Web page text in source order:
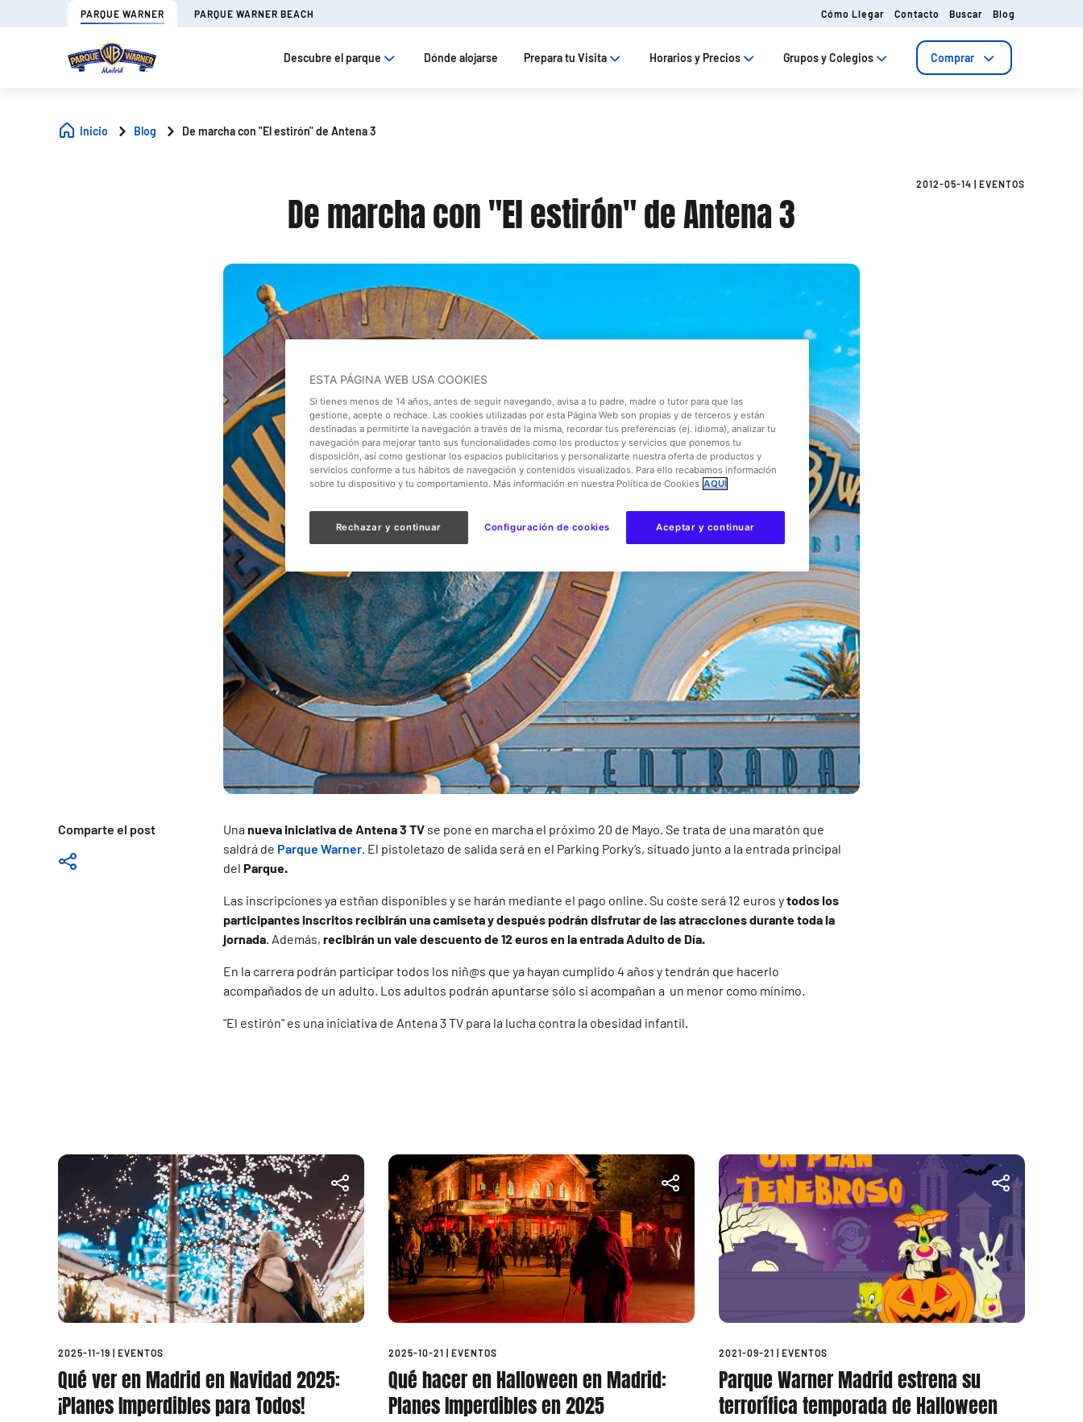
PARQUE WARNER PARQUE WARNER BEACH Cómo Llegar Contacto Buscar Blog
Descubre el parque Dónde alojarse Prepara tu Visita Horarios y Precios Grupos y Colegios Comprar
Inicio Blog De marcha con "El estirón" de Antena 3
2012-05-14 EVENTOS
De marcha con "El estirón" de Antena 3
Comparte el post Unanueva iniciativa de Antena 3 TV se pone en marcha el próximo 20 de Mayo. Se trata de una maratón que
saldrá de Parque Warner. El pistoletazo de salida será en el Parking Porky’s, situado junto a la entrada principal
del Parque.
Las inscripciones ya estñan disponibles y se harán mediante el pago online. Su coste será 12 euros ytodos los
participantes inscritos recibirán una camiseta y después podrán disfrutar de las atracciones durante toda la
jornada. Además, recibirán un vale descuento de 12 euros en la entrada Adulto de Día.
En la carrera podrán participar todos los niñ@s que ya hayan cumplido 4 años y tendrán que hacerlo
acompañados de un adulto. Los adultos podrán apuntarse sólo si acompañan a un menor como mínimo.
"El estirón" es una iniciativa de Antena 3 TV para la lucha contra la obesidad infantil.
2025-11-19 EVENTOS
Qué ver en Madrid en Navidad 2025:
¡Planes Imperdibles para Todos!
2025-10-21 EVENTOS
Qué hacer en Halloween en Madrid:
Planes Imperdibles en 2025
2021-09-21 EVENTOS
Parque Warner Madrid estrena su
terrorífica temporada de Halloween
ESTA PÁGINA WEB USA COOKIES
Si tienes menos de 14 años, antes de seguir navegando, avisa a tu padre, madre o tutor para que las
gestione, acepte o rechace. Las cookies utilizadas por esta Página Web son propias y de terceros y están
destinadas a permitirte la navegación a través de la misma, recordar tus preferencias (ej. idioma), analizar tu
navegación para mejorar tanto sus funcionalidades como los productos y servicios que ponemos tu
disposición, así como gestionar los espacios publicitarios y personalizarte nuestra oferta de productos y
servicios conforme a tus hábitos de navegación y contenidos visualizados. Para ello recabamos información
sobre tu dispositivo y tu comportamiento. Más información en nuestra Política de Cookies AQUÍ
Rechazar y continuar Aceptar y continuar
Configuración de cookies